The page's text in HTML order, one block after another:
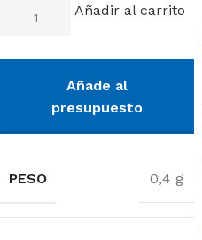
Añadir al carrito
Añade al
presupuesto
PESO 0,4 g